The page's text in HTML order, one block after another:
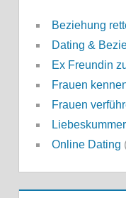
Beziehung
Dating &
Ex Freundin
Frauen
Frauen
Online Dating